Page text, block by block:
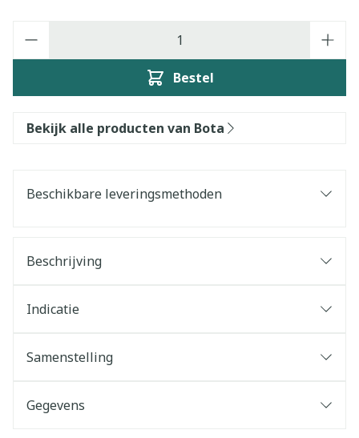
Bestel
Bekijk alle producten van Bota
Beschikbare leveringsmethoden
Beschrijving
Indicatie
Samenstelling
Gegevens